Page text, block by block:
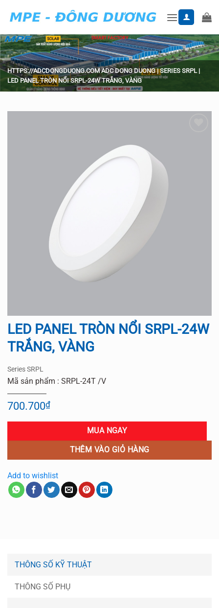
HTTPS://ADCDONGDUONG.COM ADC DONG DUONG|SERIES SRPL|
LED PANEL TRÒN NỔI SRPL-24W TRẮNG, VÀNG
LED PANEL TRÒN NỔI SRPL-24W
TRẮNG, VÀNG
Series SRPL
Mã sản phẩm : SRPL-24T /V
700.700₫
MUA NGAY
THÊM VÀO GIỎ HÀNG
Add to wishlist
THÔNG SỐ KỸ THUẬT
THÔNG SỐ PHỤ